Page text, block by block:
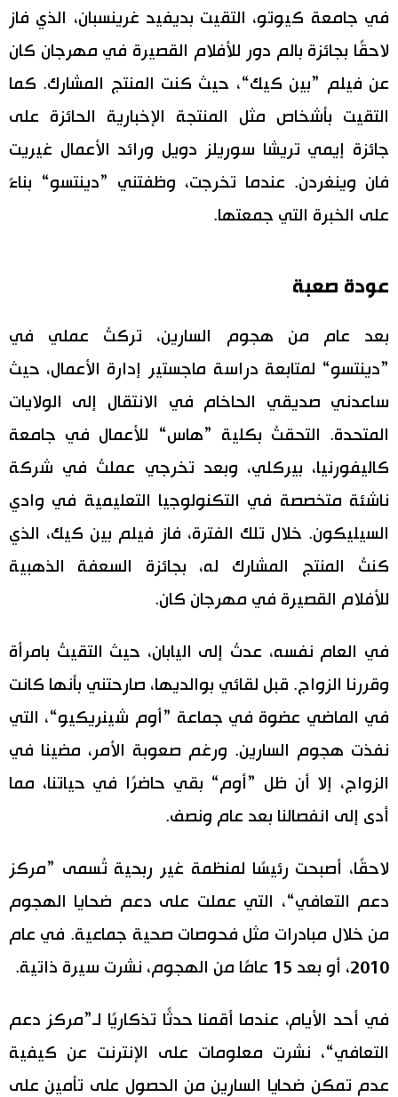
في جامعة كيوتو، التقيت بديفيد غرينسبان، الذي فاز
لاحقًا بجائزة بالم دور للأفلام القصيرة في مهرجان كان
عن فيلم ”بين كيك“، حيث كنت المنتج المشارك. كما
التقيت بأشخاص مثل المنتجة الإخبارية الحائزة على
جائزة إيمي تريشا سوريلز دويل ورائد الأعمال غيريت
فان وينغردن. عندما تخرجت، وظفتني ”دينتسو“ بناءً
على الخبرة التي جمعتها.
عودة صعبة
بعد عام من هجوم السارين، تركتُ عملي في
”دينتسو“ لمتابعة دراسة ماجستير إدارة الأعمال، حيث
ساعدني صديقي الحاخام في الانتقال إلى الولايات
المتحدة. التحقتُ بكلية ”هاس“ للأعمال في جامعة
كاليفورنيا، بيركلي، وبعد تخرجي عملتُ في شركة
ناشئة متخصصة في التكنولوجيا التعليمية في وادي
السيليكون. خلال تلك الفترة، فاز فيلم بين كيك، الذي
كنتُ المنتج المشارك له، بجائزة السعفة الذهبية
للأفلام القصيرة في مهرجان كان.
في العام نفسه، عدتُ إلى اليابان، حيث التقيتُ بامرأة
وقررنا الزواج. قبل لقائي بوالديها، صارحتني بأنها كانت
في الماضي عضوة في جماعة ”أوم شينريكيو“، التي
نفذت هجوم السارين. ورغم صعوبة الأمر، مضينا في
الزواج، إلا أن ظل ”أوم“ بقي حاضرًا في حياتنا، مما
أدى إلى انفصالنا بعد عام ونصف.
لاحقًا، أصبحت رئيسًا لمنظمة غير ربحية تُسمى ”مركز
دعم التعافي“، التي عملت على دعم ضحايا الهجوم
من خلال مبادرات مثل فحوصات صحية جماعية. في عام
2010، أو بعد 15 عامًا من الهجوم، نشرت سيرة ذاتية.
في أحد الأيام، عندما أقمنا حدثًا تذكاريًا لـ”مركز دعم
التعافي“، نشرت معلومات على الإنترنت عن كيفية
عدم تمكن ضحايا السارين من الحصول على تأمين على